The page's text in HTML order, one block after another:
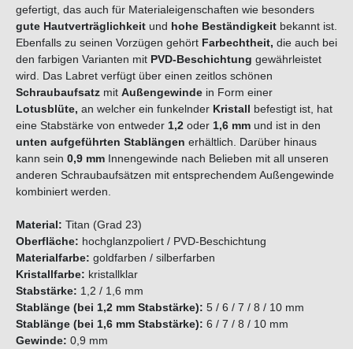
gefertigt, das auch für Materialeigenschaften wie besonders
gute Hautverträglichkeit und hohe Beständigkeit bekannt ist.
Ebenfalls zu seinen Vorzügen gehört Farbechtheit, die auch bei
den farbigen Varianten mit PVD-Beschichtung gewährleistet
wird. Das Labret verfügt über einen zeitlos schönen
Schraubaufsatz mit Außengewinde in Form einer
Lotusblüte, an welcher ein funkelnder Kristall befestigt ist, hat
eine Stabstärke von entweder 1,2 oder 1,6 mm und ist in den
unten aufgeführten Stablängen erhältlich. Darüber hinaus
kann sein 0,9 mm Innengewinde nach Belieben mit all unseren
anderen Schraubaufsätzen mit entsprechendem Außengewinde
kombiniert werden.
Material: Titan (Grad 23)
Oberfläche: hochglanzpoliert / PVD-Beschichtung
Materialfarbe: goldfarben / silberfarben
Kristallfarbe: kristallklar
Stabstärke: 1,2 / 1,6 mm
Stablänge (bei 1,2 mm Stabstärke): 5 / 6 / 7 / 8 / 10 mm
Stablänge (bei 1,6 mm Stabstärke): 6 / 7 / 8 / 10 mm
Gewinde: 0,9 mm